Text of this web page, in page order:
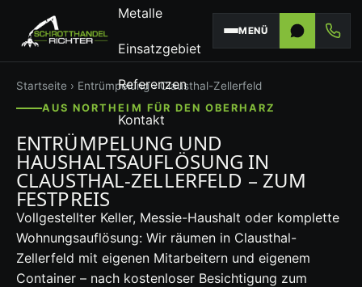
Metalle
Einsatzgebiet
Referenzen
Kontakt
MENÜ
Startseite › Entrümpelung› Clausthal-Zellerfeld
AUS NORTHEIM FÜR DEN OBERHARZ
ENTRÜMPELUNG UND
HAUSHALTSAUFLÖSUNG IN
CLAUSTHAL-ZELLERFELD – ZUM
FESTPREIS
Vollgestellter Keller, Messie-Haushalt oder komplette
Wohnungsauflösung: Wir räumen in Clausthal-
Zellerfeld mit eigenen Mitarbeitern und eigenem
Container – nach kostenloser Besichtigung zum